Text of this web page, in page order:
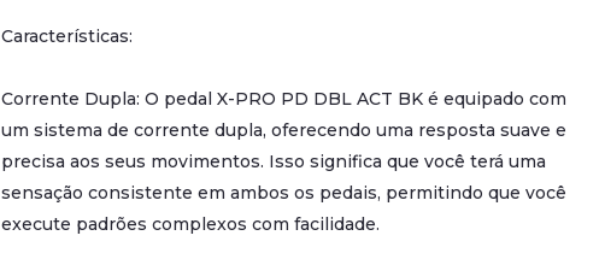
Características:
Corrente Dupla: O pedal X-PRO PD DBL ACT BK é equipado com
um sistema de corrente dupla, oferecendo uma resposta suave e
precisa aos seus movimentos. Isso significa que você terá uma
sensação consistente em ambos os pedais, permitindo que você
execute padrões complexos com facilidade.